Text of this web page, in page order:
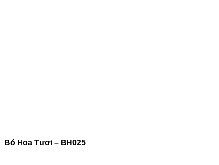
Bó Hoa Tươi – BH025